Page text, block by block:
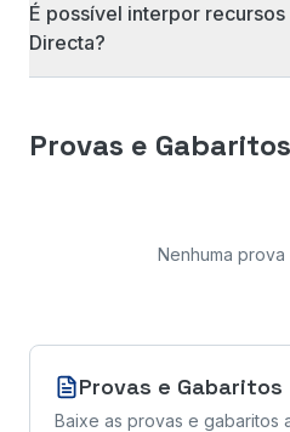
É possível interpor
Directa?
Provas e Gabaritos
Nenhuma
Provas e Gabaritos
Baixe as provas e gabaritos